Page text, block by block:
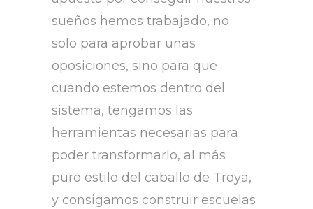
sueños hemos trabajado, no
solo para aprobar unas
oposiciones, sino para que
cuando estemos dentro del
sistema, tengamos las
herramientas necesarias para
poder transformarlo, al más
puro estilo del caballo de Troya,
y consigamos construir escuelas